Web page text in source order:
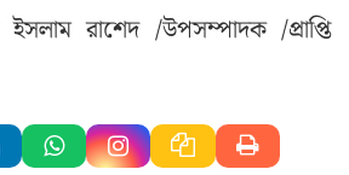
রাশেদ /উপসম্পাদক /প্রাপ্তি